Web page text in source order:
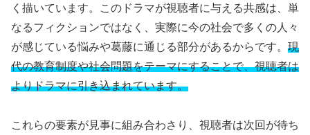
く描いています。このドラマが視聴者に与える共感は、単
なるフィクションではなく、実際に今の社会で多くの人々
が感じている悩みや葛藤に通じる部分があるからです。 現
代の教育制度や社会問題をテーマにすることで、視聴者は
よりドラマに引き込まれています。
これらの要素が見事に組み合わさり、視聴者は次回が待ち